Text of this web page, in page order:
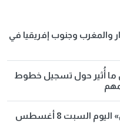
والمغرب وجنوب إفريقيا في
ما أُثير حول تسجيل خطوط
مواعيد قطارات «القاهرة - أسوان» اليوم السبت 8 أغسطس